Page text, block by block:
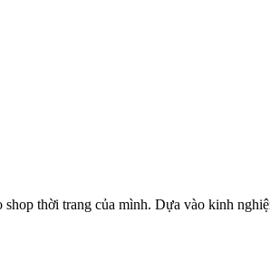
thời trang của mình. Dựa vào kinh